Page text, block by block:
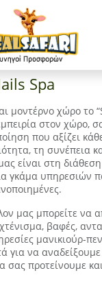
Spa
μοντέρνο χώρο το
στον χώρο,
που αξίζει
τη συνέπεια
είναι στη
γκάμα υπηρεσιών
μας μπορείτε να
βαφές,
μανικιούρ-
για να
σας προτείνουμε